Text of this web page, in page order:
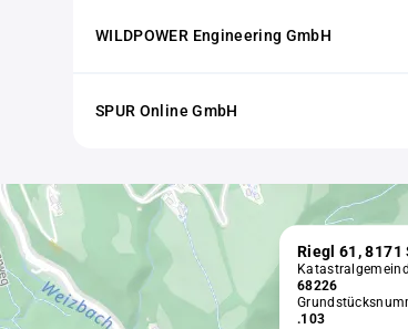
WILDPOWER Engineering GmbH
SPUR Online GmbH
68226
.103